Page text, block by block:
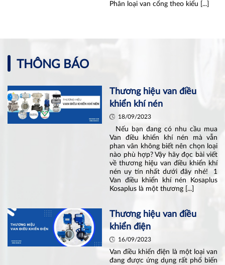
Phân loại van cổng theo kiểu [...]
THÔNG BÁO
Thương hiệu van điều
khiển khí nén
18/09/2023
Nếu bạn đang có nhu cầu mua
Van điều khiển khí nén mà vẫn
phan vân không biết nên chọn loại
nào phù hợp? Vậy hãy đọc bài viết
về thương hiệu van điều khiển khí
nén uy tín nhất dưới đây nhé! 1
Van điều khiển khí nén Kosaplus
Kosaplus là một thương [...]
Thương hiệu van điều
khiển điện
16/09/2023
Van điều khiển điện là một loại van
đang được ứng dụng rất phổ biến